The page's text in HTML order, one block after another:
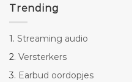
Trending
1. Streaming audio
2. Versterkers
3. Earbud oordopjes